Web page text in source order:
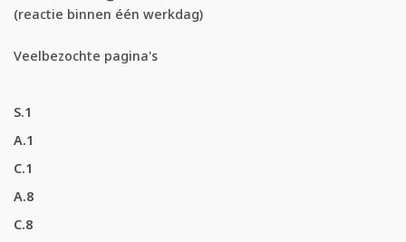
(reactie binnen één werkdag)
Veelbezochte pagina's
S.1
A.1
C.1
A.8
C.8